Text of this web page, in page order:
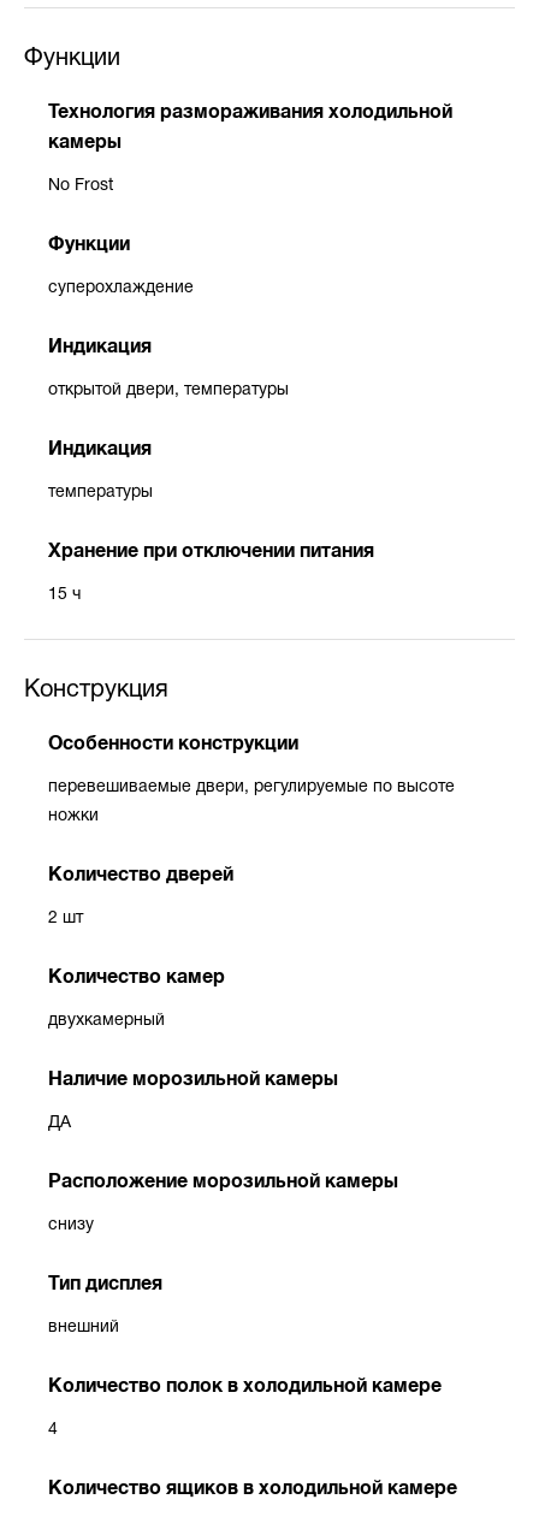
Функции
Технология размораживания холодильной
камеры
No Frost
Функции
суперохлаждение
Индикация
открытой двери, температуры
Индикация
температуры
Хранение при отключении питания
15 ч
Конструкция
Особенности конструкции
перевешиваемые двери, регулируемые по высоте
ножки
Количество дверей
2 шт
Количество камер
двухкамерный
Наличие морозильной камеры
ДА
Расположение морозильной камеры
снизу
Тип дисплея
внешний
Количество полок в холодильной камере
4
Количество ящиков в холодильной камере